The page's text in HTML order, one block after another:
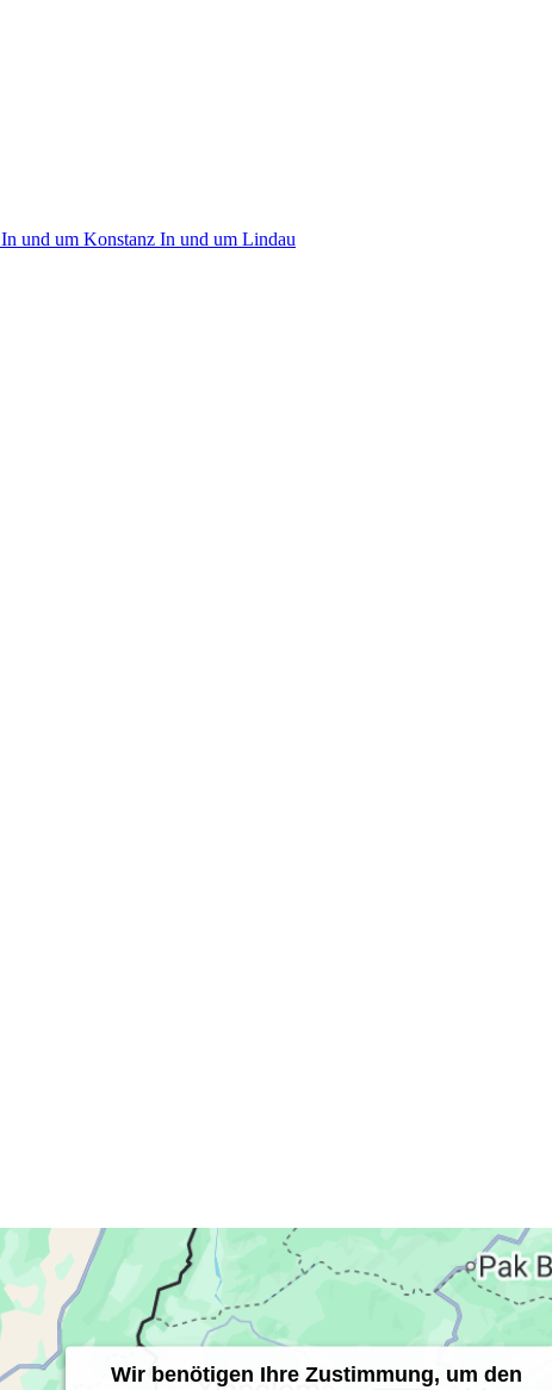
In und um Konstanz In und um Lindau
Wir benötigen Ihre Zustimmung, um den